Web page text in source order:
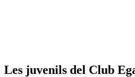
Les juvenils del Club